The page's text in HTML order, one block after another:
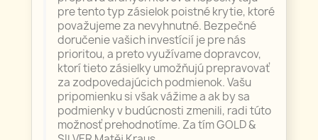
pre tento typ zásielok poistné krytie, ktoré
považujeme za nevyhnutné. Bezpečné
doručenie vašich investícií je pre nás
prioritou, a preto využívame dopravcov,
ktorí tieto zásielky umožňujú prepravovať
za zodpovedajúcich podmienok. Vašu
pripomienku si však vážime a ak by sa
podmienky v budúcnosti zmenili, radi túto
možnosť prehodnotíme. Za tím GOLD &